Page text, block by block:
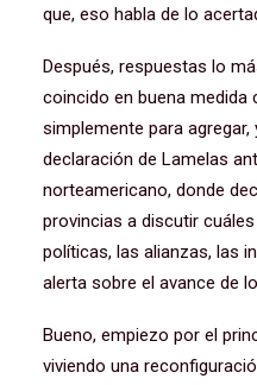
que, eso habla de lo
Después, respuestas lo
coincido en buena medida
simplemente para
declaración de Lamelas
norteamericano, donde
provincias a discutir
políticas, las alianzas, las
alerta sobre el avance de
Bueno, empiezo por el
viviendo una